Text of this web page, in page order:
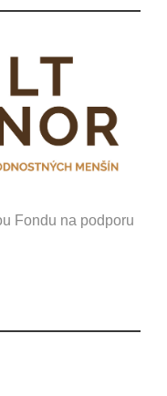
Fondu na podporu